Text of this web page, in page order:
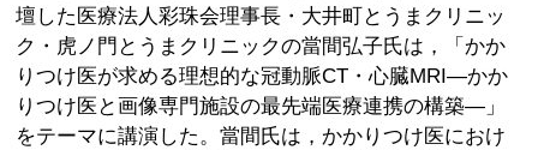
壇した医療法人彩珠会理事長・大井町とうまクリニッ
ク・虎ノ門とうまクリニックの當間弘子氏は，「かか
りつけ医が求める理想的な冠動脈CT・心臓MRI—かか
りつけ医と画像専門施設の最先端医療連携の構築—」
をテーマに講演した。當間氏は，かかりつけ医におけ